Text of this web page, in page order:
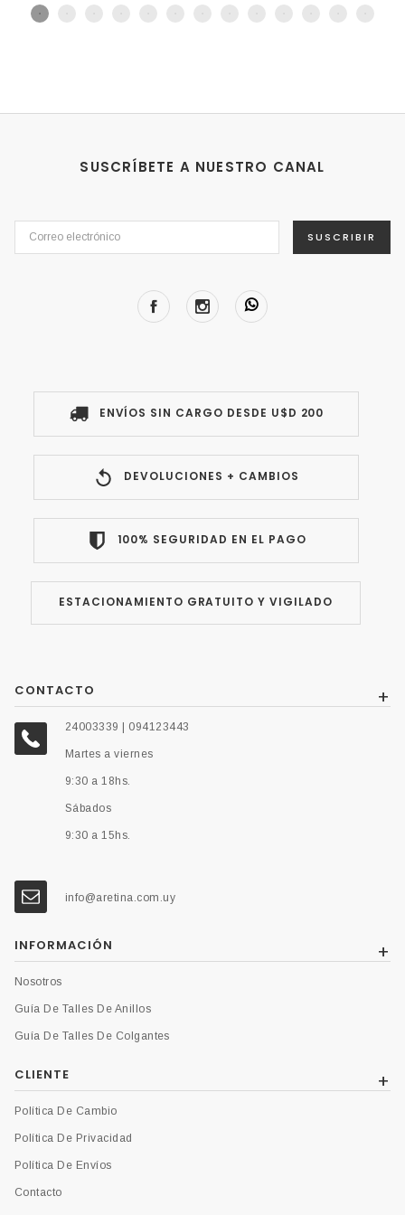
SUSCRÍBETE A NUESTRO CANAL
SUSCRIBIR
ENVÍOS SIN CARGO DESDE U$D 200
DEVOLUCIONES + CAMBIOS
100% SEGURIDAD EN EL PAGO
ESTACIONAMIENTO GRATUITO Y VIGILADO
CONTACTO
24003339 | 094123443
Martes a viernes
9:30 a 18hs.
Sábados
9:30 a 15hs.
info@aretina.com.uy
INFORMACIÓN
Nosotros
Guía De Talles De Anillos
Guía De Talles De Colgantes
CLIENTE
Política De Cambio
Política De Privacidad
Política De Envíos
Contacto